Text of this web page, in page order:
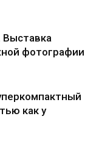
Выставка
фотографии
как у